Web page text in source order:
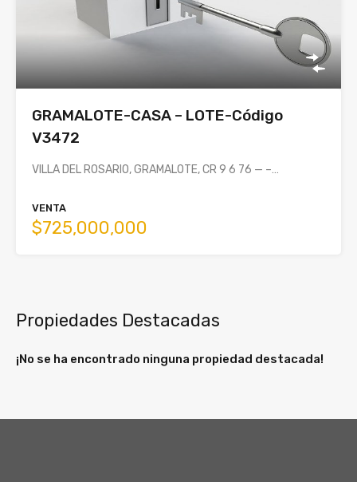
GRAMALOTE-CASA – LOTE-Código
V3472
VILLA DEL ROSARIO, GRAMALOTE, CR 9 6 76 — –…
VENTA
$725,000,000
Propiedades Destacadas
¡No se ha encontrado ninguna propiedad destacada!